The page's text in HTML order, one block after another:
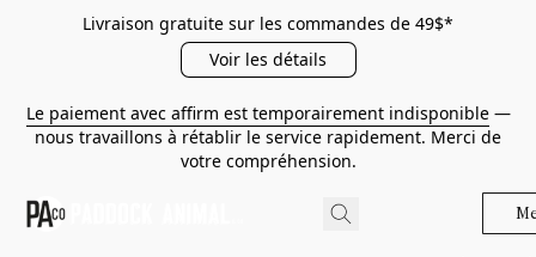
Livraison gratuite sur les commandes de 49$*
Voir les détails
Le paiement avec affirm est temporairement indisponible—
nous travaillons à rétablir le service rapidement. Merci de
votre compréhension.